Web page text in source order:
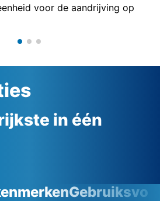
voor de aandrijving op
in één